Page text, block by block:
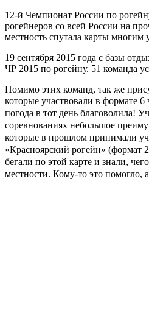
12-й Чемпионат России по
рогейнеров со всей России на
местность спутала карты многим
19 сентября 2015 года с базы
ЧР 2015 по рогейну. 51 команда
Помимо этих команд, так же
которые участвовали в формате 6
погода в тот день благоволила!
соревнованиях небольшое
которые в прошлом принимали
«Красноярский рогейн» (формат
бегали по этой карте и знали,
местности. Кому-то это помогло,